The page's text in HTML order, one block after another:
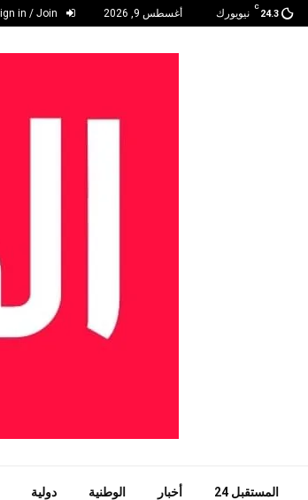
24.3
C
نيويورك أغسطس 9, 2026
المستقبل 24 أخبار الوطنية دولية